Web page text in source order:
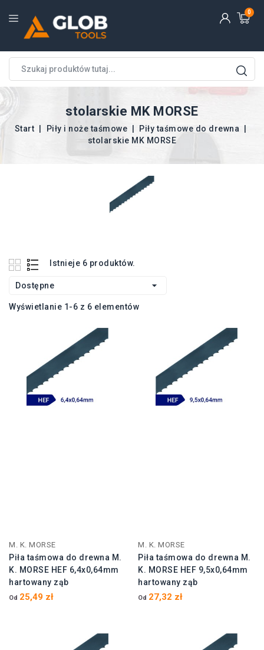
0
stolarskie MK MORSE
Start Piły i noże taśmowe
Piły taśmowe do drewna
stolarskie MK MORSE
Istnieje 6 produktów.
Dostępne 
Wyświetlanie 1-6 z 6 elementów
M. K. MORSE
Piła taśmowa do drewna M.
K. MORSE HEF 6,4x0,64mm
hartowany ząb
Od 25,49 zł
M. K. MORSE
Piła taśmowa do drewna M.
K. MORSE HEF 9,5x0,64mm
hartowany ząb
Od 27,32 zł